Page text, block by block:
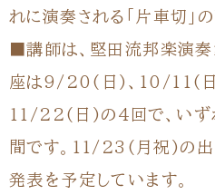
れに演奏される「片車切」
■講師は、堅田流邦楽演
座は9/20(日)、10/11(日
11/22(日)の4回で、いず
間です。11/23(月祝)の
発表を予定しています。